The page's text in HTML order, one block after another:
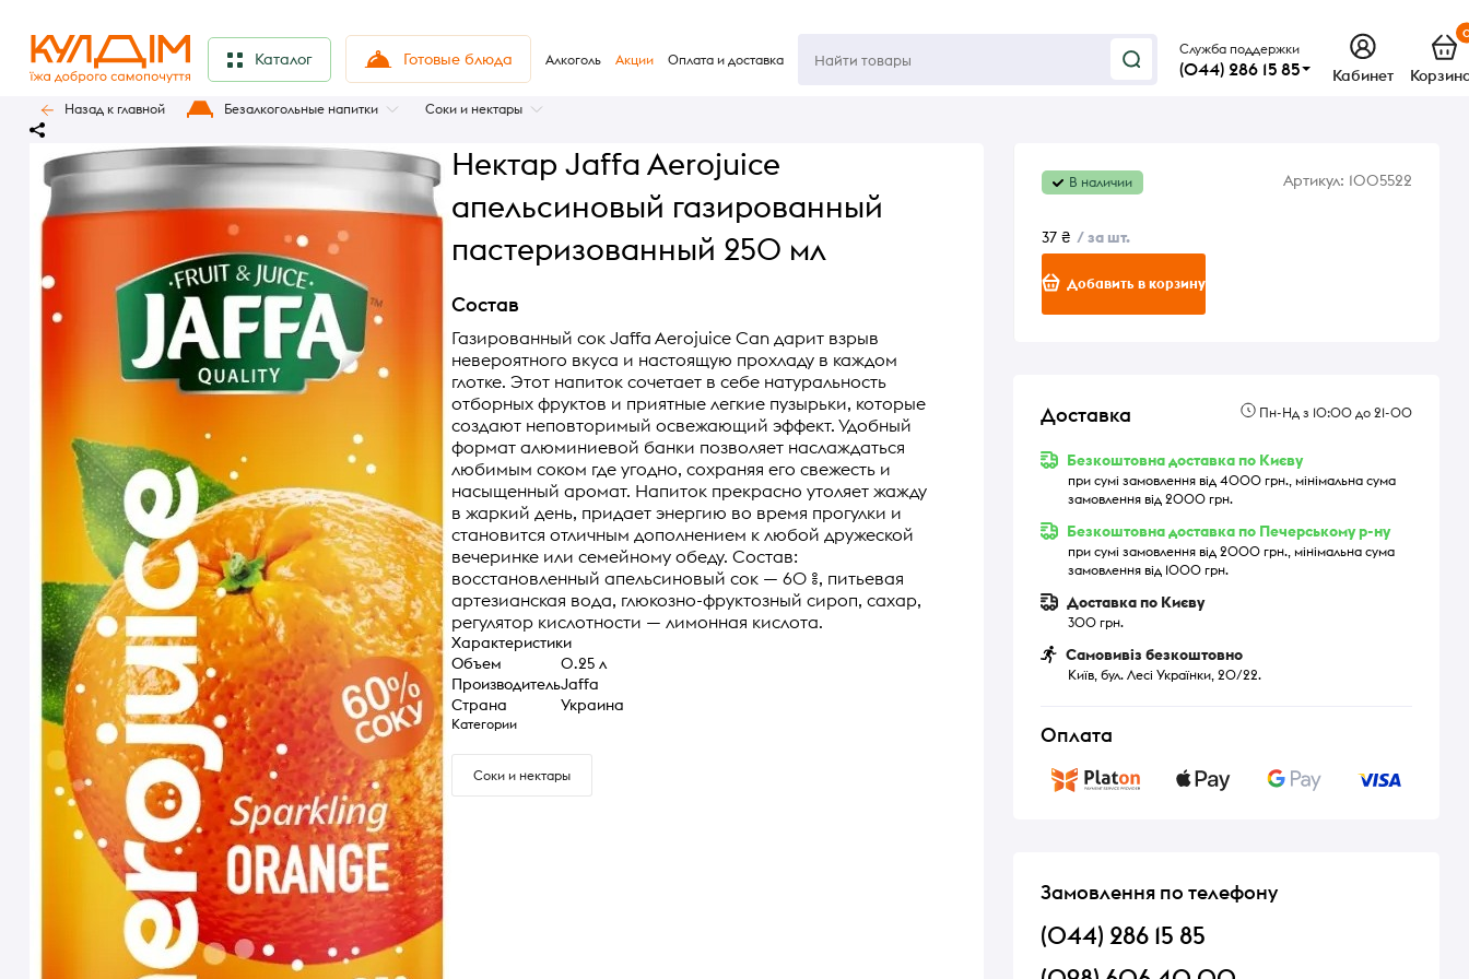
Каталог Готовые блюда Алкоголь Акции Оплата и доставка
Служба поддержки
(044) 286 15 85 Кабинет
Назад к главной Безалкогольные напитки Соки и нектары
Нектар Jaffa Aerojuice
апельсиновый газированный
пастеризованный 250 мл
Состав
Газированный сок Jaffa Aerojuice Can дарит взрыв
невероятного вкуса и настоящую прохладу в каждом
глотке. Этот напиток сочетает в себе натуральность
отборных фруктов и приятные легкие пузырьки, которые
создают неповторимый освежающий эффект. Удобный
формат алюминиевой банки позволяет наслаждаться
любимым соком где угодно, сохраняя его свежесть и
насыщенный аромат. Напиток прекрасно утоляет жажду
в жаркий день, придает энергию во время прогулки и
становится отличным дополнением к любой дружеской
вечеринке или семейному обеду. Состав:
восстановленный апельсиновый сок — 60 %, питьевая
артезианская вода, глюкозно-фруктозный сироп, сахар,
регулятор кислотности — лимонная кислота.
Характеристики
Объем
0.25 л
ПроизводительJaffa
Страна
Украина
Категории
Соки и нектары
В наличии Артикул: 1005522
37 ₴ / за шт.
Добавить в корзину
Доставка Пн-Нд з 10:00 до 21-00
Безкоштовна доставка по Києву
при сумі замовлення від 4000 грн., мінімальна сума
замовлення від 2000 грн.
Безкоштовна доставка по Печерському р-ну
при сумі замовлення від 2000 грн., мінімальна сума
замовлення від 1000 грн.
Доставка по Києву
300 грн.
Самовивіз безкоштовно
Київ, бул. Лесі Українки, 20/22.
Оплата
Замовлення по телефону
(044) 286 15 85